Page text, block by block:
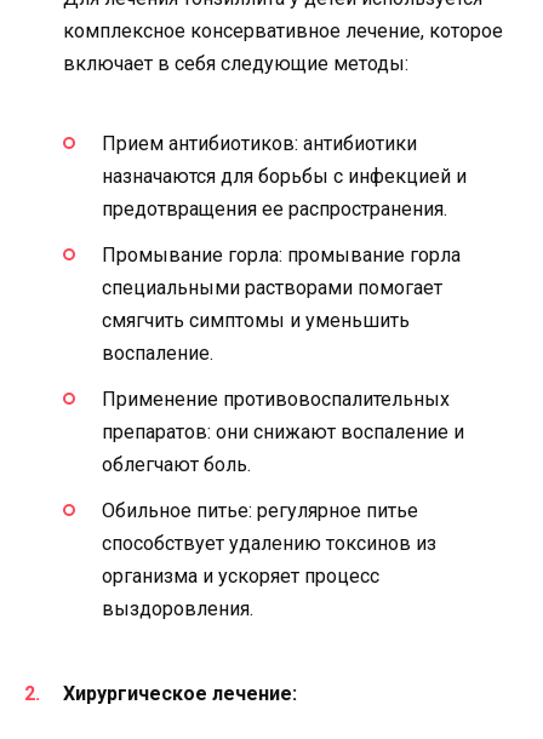
комплексное консервативное лечение, которое
включает в себя следующие методы:
Прием антибиотиков: антибиотики
назначаются для борьбы с инфекцией и
предотвращения ее распространения.
Промывание горла: промывание горла
специальными растворами помогает
смягчить симптомы и уменьшить
воспаление.
Применение противовоспалительных
препаратов: они снижают воспаление и
облегчают боль.
Обильное питье: регулярное питье
способствует удалению токсинов из
организма и ускоряет процесс
выздоровления.
Хирургическое лечение: